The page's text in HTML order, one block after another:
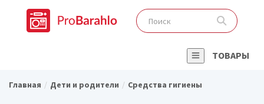
ТОВАРЫ
Главная Дети и родители Средства гигиены